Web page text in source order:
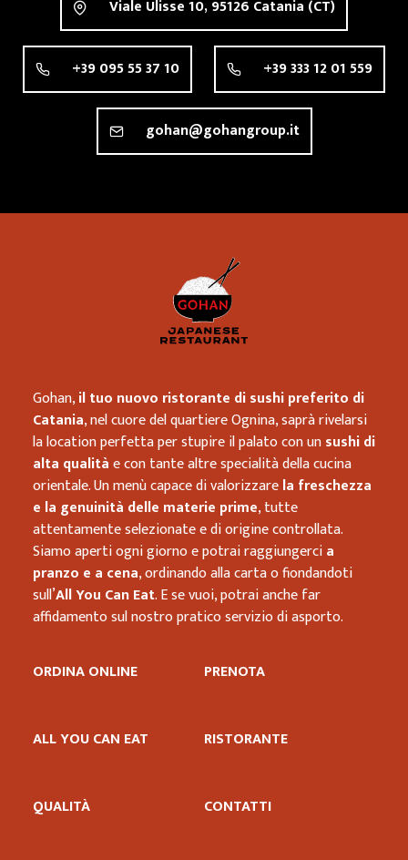
Viale Ulisse 10,95126 Catania (CT)
+39 095 55 37 10 +39 333 12 01 559
gohan@gohangroup.it
Gohan,il tuo nuovo ristorante di sushi preferito di
Catania, nel cuore del quartiere Ognina, saprà rivelarsi
la location perfetta per stupire il palato con unsushi di
alta qualitàe con tante altre specialità della cucina
orientale. Un menù capace di valorizzarela freschezza
e la genuinità delle materie prime, tutte
attentamente selezionate e di origine controllata.
Siamo aperti ogni giorno e potrai raggiungercia
pranzo e a cena, ordinando alla carta o fiondandoti
sull’All You Can Eat. E se vuoi, potrai anche far
affidamento sul nostro pratico servizio di asporto.
ORDINA ONLINE PRENOTA
ALL YOU CAN EAT RISTORANTE
QUALITÀ CONTATTI